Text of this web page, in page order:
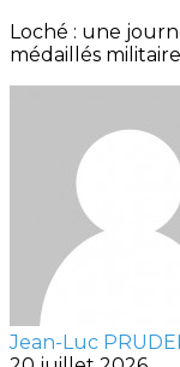
Loché : une
médaillés
Jean-Luc